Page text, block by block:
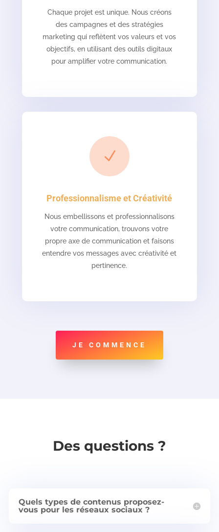
Chaque projet est unique. Nous créons
des campagnes et des stratégies
marketing qui reflètent vos valeurs et vos
objectifs, en utilisant des outils digitaux
pour amplifier votre communication.
N
Professionnalisme et Créativité
Nous embellissons et professionnalisons
votre communication, trouvons votre
propre axe de communication et faisons
entendre vos messages avec créativité et
pertinence.
JE COMMENCE
Des questions ?
Quels types de contenus proposez-
vous pour les réseaux sociaux ?